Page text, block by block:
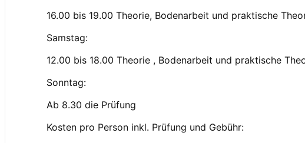
16.00 bis 19.00 Theorie, Bodenarbeit und praktische
Samstag:
12.00 bis 18.00 Theorie , Bodenarbeit und praktische
Sonntag:
Ab 8.30 die Prüfung
Kosten pro Person inkl. Prüfung und Gebühr: